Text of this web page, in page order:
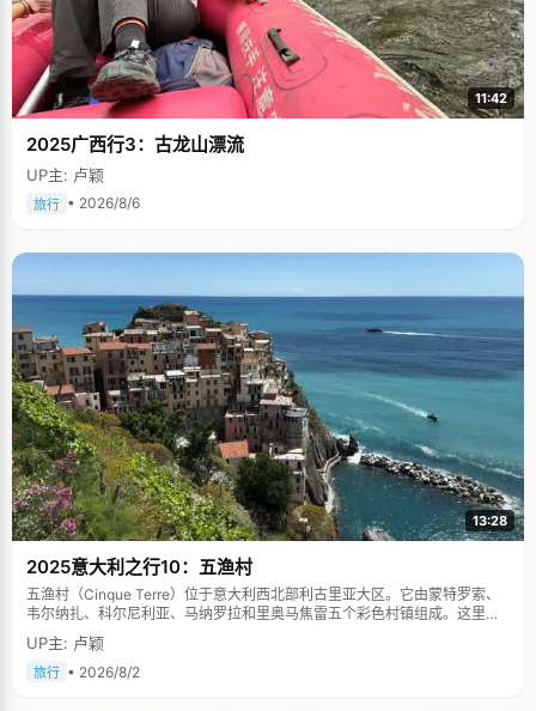
11:42
2025广西行3：古龙山漂流
UP主: 卢颖
旅行 • 2026/8/6
13:28
2025意大利之行10：五渔村
五渔村（Cinque Terre）位于意大利西北部利古里亚大区。它由蒙特罗索、
韦尔纳扎、科尔尼利亚、马纳罗拉和里奥马焦雷五个彩色村镇组成。这里依
山傍海，房屋色彩斑斓，1997年被列为世界文化遗产。
UP主: 卢颖
旅行 • 2026/8/2